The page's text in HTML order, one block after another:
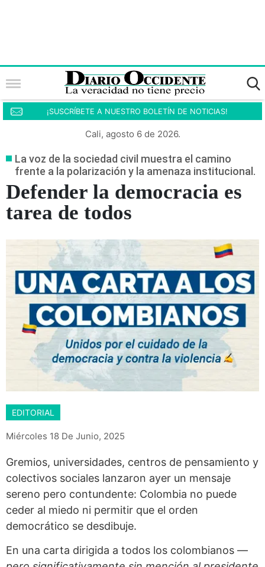
¡SUSCRÍBETE A NUESTRO BOLETÍN DE NOTICIAS!
Cali, agosto 6 de 2026.
La voz de la sociedad civil muestra el camino
frente a la polarización y la amenaza institucional.
Defender la democracia es
tarea de todos
EDITORIAL
Miércoles 18 De Junio, 2025
Gremios, universidades, centros de pensamiento y
colectivos sociales lanzaron ayer un mensaje
sereno pero contundente: Colombia no puede
ceder al miedo ni permitir que el orden
democrático se desdibuje.
En una carta dirigida a todos los colombianos —